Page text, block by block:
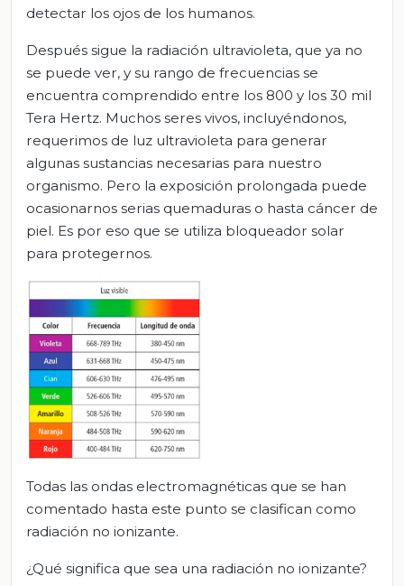
detectar los ojos de los humanos.
Después sigue la radiación ultravioleta, que ya no
se puede ver, y su rango de frecuencias se
encuentra comprendido entre los 800 y los 30 mil
Tera Hertz. Muchos seres vivos, incluyéndonos,
requerimos de luz ultravioleta para generar
algunas sustancias necesarias para nuestro
organismo. Pero la exposición prolongada puede
ocasionarnos serias quemaduras o hasta cáncer de
piel. Es por eso que se utiliza bloqueador solar
para protegernos.
Todas las ondas electromagnéticas que se han
comentado hasta este punto se clasifican como
radiación no ionizante.
¿Qué significa que sea una radiación no ionizante?